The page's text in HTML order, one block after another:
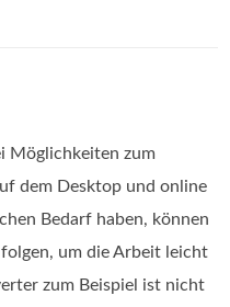
Möglichkeiten zum
dem Desktop und online
Bedarf haben, können
um die Arbeit leicht
zum Beispiel ist nicht